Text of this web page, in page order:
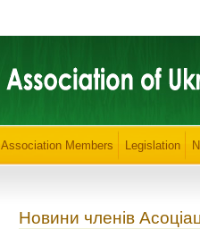
Association Members Legislation
Новини членів